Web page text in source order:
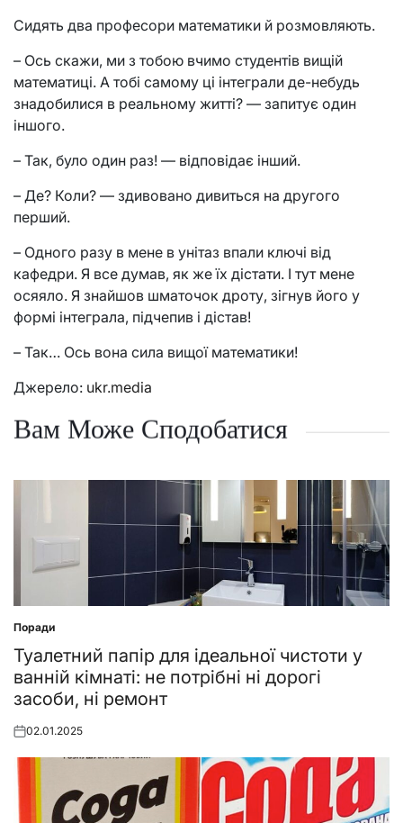
Сидять два професори математики й розмовляють.
– Ось скажи, ми з тобою вчимо студентів вищій
математиці. А тобі самому ці інтеграли де-небудь
знадобилися в реальному житті? — запитує один
іншого.
– Так, було один раз! — відповідає інший.
– Де? Коли? — здивовано дивиться на другого
перший.
– Одного разу в мене в унітаз впали ключі від
кафедри. Я все думав, як же їх дістати. І тут мене
осяяло. Я знайшов шматочок дроту, зігнув його у
формі інтеграла, підчепив і дістав!
– Так… Ось вона сила вищої математики!
Джерело: ukr.media
Вам Може Сподобатися
Posted
in
Поради
Туалетний папір для ідеальної чистоти у
ванній кімнаті: не потрібні ні дорогі
засоби, ні ремонт
Posted
02.01.2025